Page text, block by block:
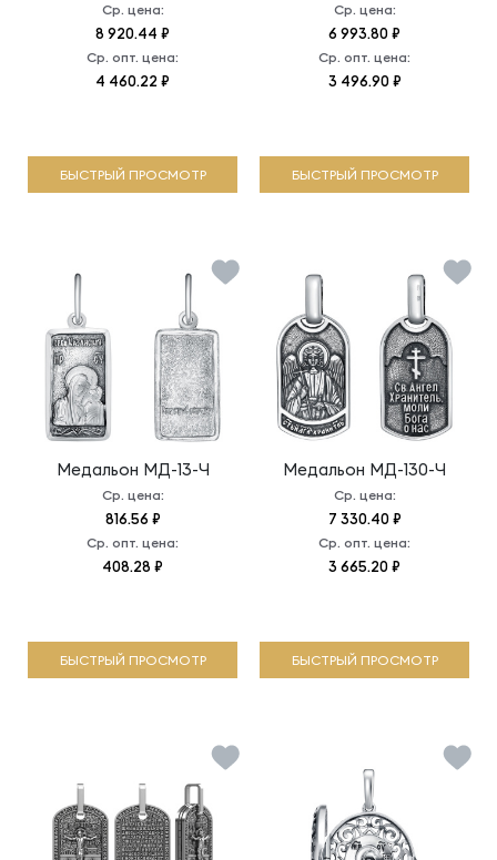
Ср. цена:
8 920.44 ₽
Ср. опт. цена:
4 460.22 ₽
БЫСТРЫЙ ПРОСМОТР
Ср. цена:
6 993.80 ₽
Ср. опт. цена:
3 496.90 ₽
БЫСТРЫЙ ПРОСМОТР
Медальон МД-13-Ч
Ср. цена:
816.56 ₽
Ср. опт. цена:
408.28 ₽
БЫСТРЫЙ ПРОСМОТР
Медальон МД-130-Ч
Ср. цена:
7 330.40 ₽
Ср. опт. цена:
3 665.20 ₽
БЫСТРЫЙ ПРОСМОТР